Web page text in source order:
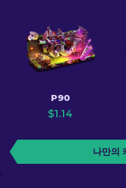
P90
$1.14
나만의